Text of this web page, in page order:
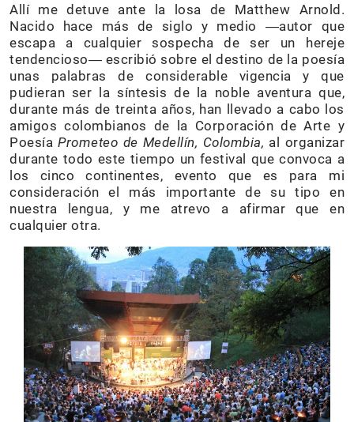
Allí me detuve ante la losa de Matthew Arnold.
Nacido hace más de siglo y medio ―autor que
escapa a cualquier sospecha de ser un hereje
tendencioso― escribió sobre el destino de la poesía
unas palabras de considerable vigencia y que
pudieran ser la síntesis de la noble aventura que,
durante más de treinta años, han llevado a cabo los
amigos colombianos de la Corporación de Arte y
PoesíaPrometeo de Medellín, Colombia, al organizar
durante todo este tiempo un festival que convoca a
los cinco continentes, evento que es para mi
consideración el más importante de su tipo en
nuestra lengua, y me atrevo a afirmar que en
cualquier otra.